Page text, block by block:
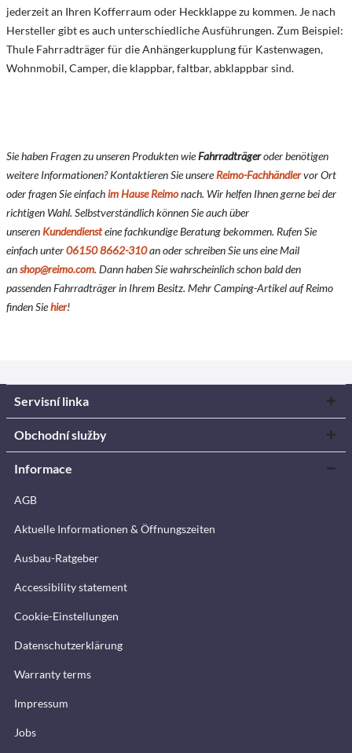
jederzeit an Ihren Kofferraum oder Heckklappe zu kommen. Je nach
Hersteller gibt es auch unterschiedliche Ausführungen. Zum Beispiel:
Thule Fahrradträger für die Anhängerkupplung für Kastenwagen,
Wohnmobil, Camper, die klappbar, faltbar, abklappbar sind.
Sie haben Fragen zu unseren Produkten wieFahrradträgeroder benötigen
weitere Informationen? Kontaktieren Sie unsere Reimo-Fachhändlervor Ort
oder fragen Sie einfachim Hause Reimonach. Wir helfen Ihnen gerne bei der
richtigen Wahl. Selbstverständlich können Sie auch über
unseren Kundendiensteine fachkundige Beratung bekommen. Rufen Sie
einfach unter06150 8662-310an oder schreiben Sie uns eine Mail
anshop@reimo.com. Dann haben Sie wahrscheinlich schon bald den
passenden Fahrradträger in Ihrem Besitz. Mehr Camping-Artikel auf Reimo
finden Siehier!
Servisní linka
Obchodní služby
Informace
AGB
Aktuelle Informationen & Öffnungszeiten
Ausbau-Ratgeber
Accessibility statement
Cookie-Einstellungen
Datenschutzerklärung
Warranty terms
Impressum
Jobs